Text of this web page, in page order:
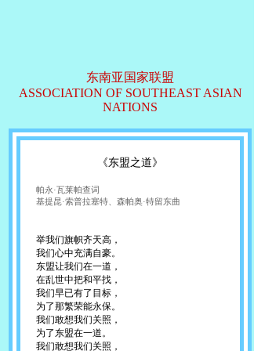
东南亚国家联盟
ASSOCIATION OF SOUTHEAST ASIAN
NATIONS
《东盟之道》
帕永·瓦莱帕查词
基提昆·索普拉塞特、森帕奥·特留东曲
举我们旗帜齐天高，
我们心中充满自豪。
东盟让我们在一道，
在乱世中把和平找，
我们早已有了目标，
为了那繁荣能永保。
我们敢想我们关照，
为了东盟在一道。
我们敢想我们关照，